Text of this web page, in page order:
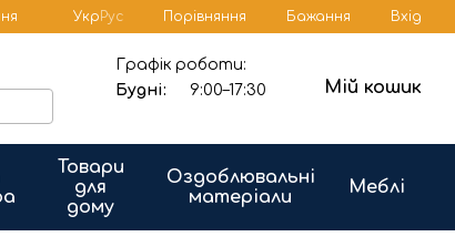
Укр Рус Порівняння Бажання Вхід
Графік роботи:
Будні:
9:00–17:30 Мій кошик
Товари
для
дому
Оздоблювальні
матеріали
Меблі